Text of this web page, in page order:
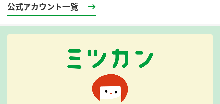
公式アカウント一覧